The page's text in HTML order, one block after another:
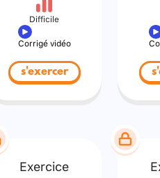
Difficile
Corrigé vidéo
s'exercer
Exercice